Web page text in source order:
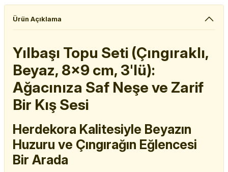
Ürün Açıklama
Yılbaşı Topu Seti (Çıngıraklı,
Beyaz, 8x9 cm, 3'lü):
Ağacınıza Saf Neşe ve Zarif
Bir Kış Sesi
Herdekora Kalitesiyle Beyazın
Huzuru ve Çıngırağın Eğlencesi
Bir Arada